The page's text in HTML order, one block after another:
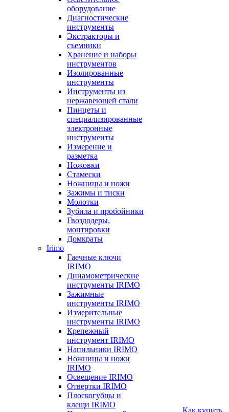
оборудование
Диагностические
инструменты
Экстракторы и
съемники
Хранение и наборы
инструментов
Изолированные
инструменты
Инструменты из
нержавеющей стали
Пинцеты и
специализированные
электронные
инструменты
Измерение и
разметка
Ножовки
Стамески
Ножницы и ножи
Зажимы и тиски
Молотки
Зубила и пробойники
Гвоздодеры,
монтировки
Домкраты
Irimo
Гаечные ключи
IRIMO
Динамометрические
инструменты IRIMO
Зажимные
инструменты IRIMO
Измерительные
инструменты IRIMO
Крепежный
инструмент IRIMO
Напильники IRIMO
Ножницы и ножи
IRIMO
Освещение IRIMO
Отвертки IRIMO
Плоскогубцы и
клещи IRIMO
Как купить